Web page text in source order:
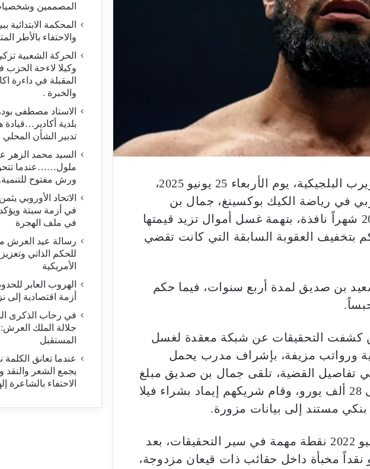
أصدرت محكمة الاستئناف بمدينة أنتويرب البلجيكية، يوم الأربعاء 25 يونيو 2025،
في رياضة الكيك بوكسينغ، جمال بن
صديق، بالسجن لمدة 40 شهراً، منها 20 شهراً نافذة، بتهمة غسل أموال تزيد قيمتها
الحكم بتخفيف العقوبة السابقة التي كانت تقضي
بن صديق لمدة أربع سنوات، فيما حكم
القضية إلى عام 2020، حين كشفت التحقيقات عن شبكة معقدة لغسل
ورواتب مزيفة، بإشراف مدرب يحمل
تفاصيل القضية، تلقى جمال بن صديق مبلغ
130 ألف يورو، بينما حصل شقيقه على 28 ألف يورو، وقام شريكهم إيماد بشراء فيلا
شكلت مداهمة الشرطة للفيلا في يونيو 2022 نقطة مهمة في سير التحقيقات، بعد
مخبأة داخل حقائب ذات قيعان مزدوجة،
المصممين
المحكمة الابتدائية
والاحتفاء بالأطر
الحركة الشعبية
وكيلا لاءحة الحزب
المقبلة في داءرة
والخبرة .
الاستاد مصطفى
بلدية
تدبير الشأن المحلي
السيد محمد الزهر
ملول……عندما تتحول
ورش مفتوح للتنمية.
الاتحاد الأوروبي
في أزمة سبتة
في ملف الهجرة
رسالة عيد العرش
للحكم الذاتي
الأمريكية
​الهروب العابر
أزمة اقتصادية
في رحاب الذكرى
جلالة الملك
المستقبل
​عندما تعانق الكلمة
يجمع الشعر والنقد
الاحتفاء بالشاعرة